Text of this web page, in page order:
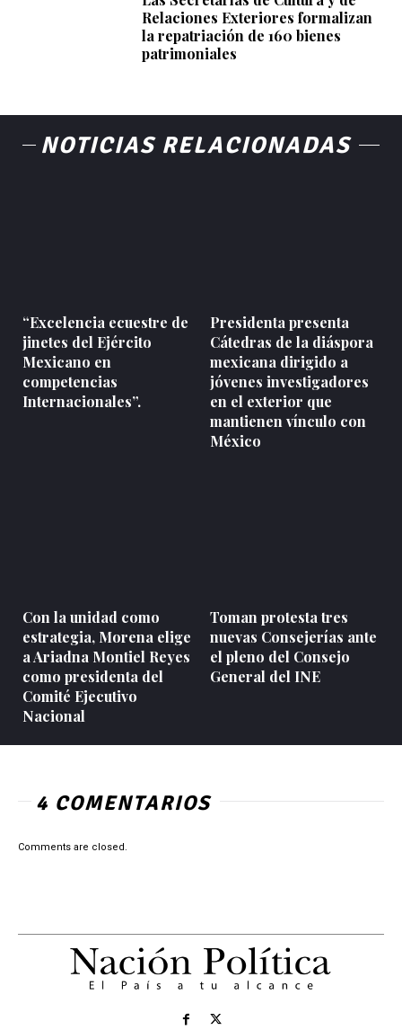
Relaciones Exteriores formalizan
la repatriación de 160 bienes
patrimoniales
NOTICIAS RELACIONADAS
“Excelencia ecuestre de
jinetes del Ejército
Mexicano en
competencias
Internacionales”.
Presidenta presenta
Cátedras de la diáspora
mexicana dirigido a
jóvenes investigadores
en el exterior que
mantienen vínculo con
México
Con la unidad como
estrategia, Morena elige
a Ariadna Montiel Reyes
como presidenta del
Comité Ejecutivo
Nacional
Toman protesta tres
nuevas Consejerías ante
el pleno del Consejo
General del INE
4 COMENTARIOS
Comments are closed.